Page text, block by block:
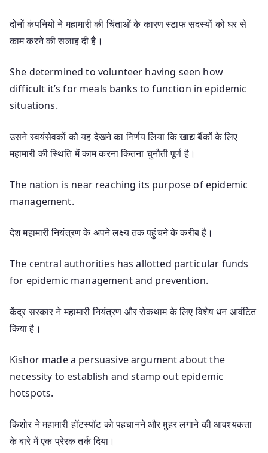
दोनों कंपनियों ने महामारी की चिंताओं के कारण स्टाफ सदस्यों को घर से
काम करने की सलाह दी है।
She determined to volunteer having seen how
difficult it’s for meals banks to function in epidemic
situations.
उसने स्वयंसेवकों को यह देखने का निर्णय लिया कि खाद्य बैंकों के लिए
महामारी की स्थिति में काम करना कितना चुनौती पूर्ण है।
The nation is near reaching its purpose of epidemic
management.
देश महामारी नियंत्रण के अपने लक्ष्य तक पहुंचने के करीब है।
The central authorities has allotted particular funds
for epidemic management and prevention.
केंद्र सरकार ने महामारी नियंत्रण और रोकथाम के लिए विशेष धन आवंटित
किया है।
Kishor made a persuasive argument about the
necessity to establish and stamp out epidemic
hotspots.
किशोर ने महामारी हॉटस्पॉट को पहचानने और मुहर लगाने की आवश्यकता
के बारे में एक प्रेरक तर्क दिया।